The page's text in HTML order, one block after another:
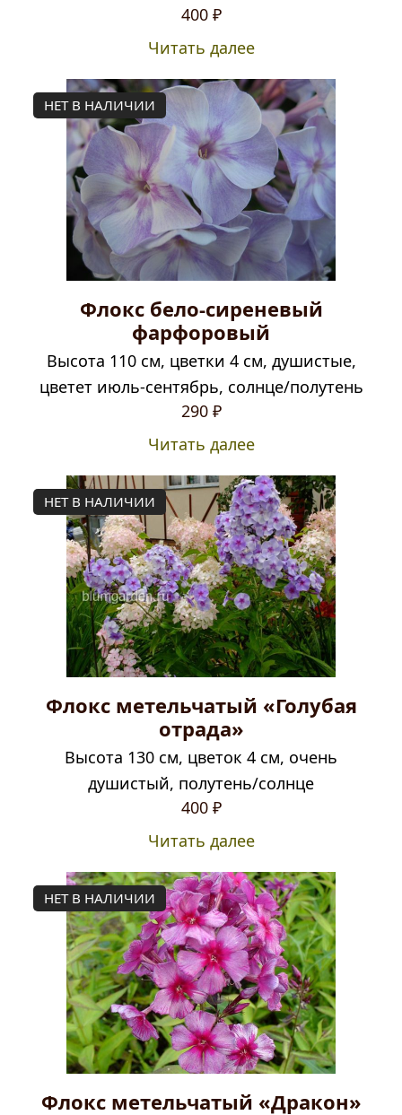
400 ₽
Читать далее
НЕТ В НАЛИЧИИ
Флокс бело-сиреневый
фарфоровый
Высота 110 см, цветки 4 см, душистые,
цветет июль-сентябрь, солнце/полутень
290 ₽
Читать далее
НЕТ В НАЛИЧИИ
Флокс метельчатый «Голубая
отрада»
Высота 130 см, цветок 4 см, очень
душистый, полутень/солнце
400 ₽
Читать далее
НЕТ В НАЛИЧИИ
Флокс метельчатый «Дракон»